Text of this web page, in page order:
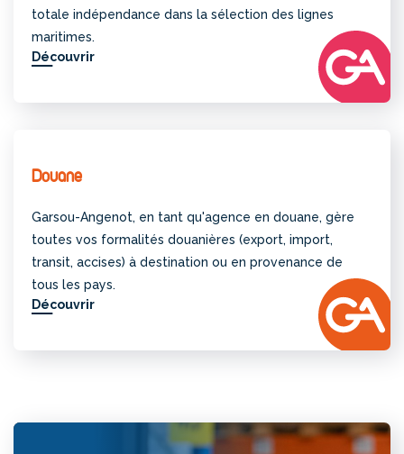
totale indépendance dans la sélection des lignes
maritimes.
Découvrir
Douane
Garsou-Angenot, en tant qu'agence en douane, gère
toutes vos formalités douanières (export, import,
transit, accises) à destination ou en provenance de
tous les pays.
Découvrir